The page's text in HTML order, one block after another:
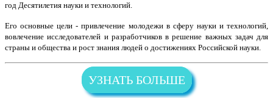
год Десятилетия науки и технологий.
Его основные цели - привлечение молодежи в сферу науки и технологий,
вовлечение исследователей и разработчиков в решение важных задач для
страны и общества и рост знания людей о достижениях Российской науки.
УЗНАТЬ БОЛЬШЕ